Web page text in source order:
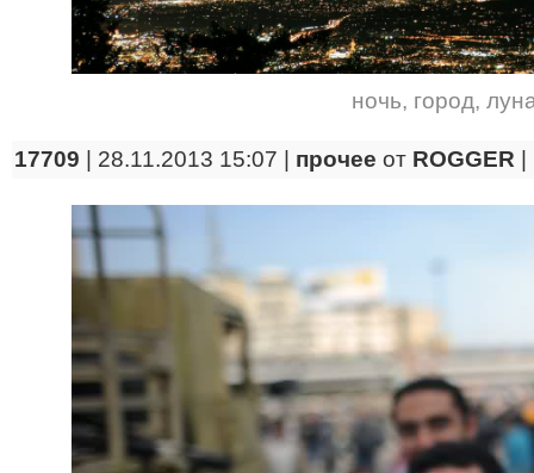
ночь, город,
17709 | 28.11.2013 15:07 | прочее от ROGGER